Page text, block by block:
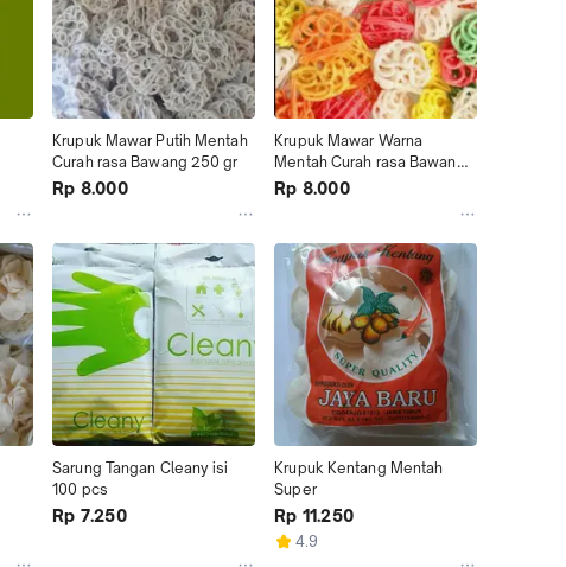
Krupuk Mawar Putih Mentah
Curah rasa Bawang 250 gr
Rp 8.000
Krupuk Mawar Warna
Mentah Curah rasa Bawang
250 gr
Rp 8.000
Sarung Tangan Cleany isi
100 pcs
Rp 7.250
Krupuk Kentang Mentah
Super
Rp 11.250
4.9